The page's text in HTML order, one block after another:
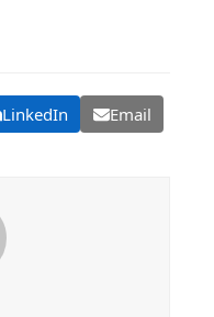
LinkedIn Email